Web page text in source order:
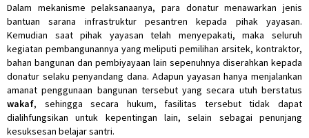
Dalam mekanisme pelaksanaanya, para donatur menawarkan jenis
bantuan sarana infrastruktur pesantren kepada pihak yayasan.
Kemudian saat pihak yayasan telah menyepakati, maka seluruh
kegiatan pembangunannya yang meliputi pemilihan arsitek, kontraktor,
bahan bangunan dan pembiyayaan lain sepenuhnya diserahkan kepada
donatur selaku penyandang dana. Adapun yayasan hanya menjalankan
amanat penggunaan bangunan tersebut yang secara utuh berstatus
wakaf, sehingga secara hukum, fasilitas tersebut tidak dapat
dialihfungsikan untuk kepentingan lain, selain sebagai penunjang
kesuksesan belajar santri.